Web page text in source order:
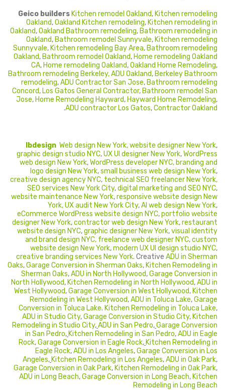
Geico builders Kitchen remodel Oakland, Kitchen remodeling
Oakland,Oakland Kitchen remodeling, Kitchen remodeling in
Oakland,Oakland Bathroom remodeling, Bathroom remodeling in
Oakland, Bathroom remodel Sunnyvale, Kitchen remodeling
Sunnyvale, Kitchen remodeling Bay Area, Bathroom remodeling
Oakland, Bathroom remodel Oakland, Home remodeling Oakland
CA, Home remodeling Oakland,Oakland Home Remodeling,
Bathroom remodeling Berkeley, ADU Oakland, Berkeley Bathroom
remodeling,ADU Contractor San Jose, Bathroom remodeling
Concord, Los Gatos General Contractor, Bathroom remodel San
Jose, Home Remodeling Hayward, Hayward Home Remodeling,
ADU contractor Los Gatos,Contractor Oakland
.
Ibdesign Web design New York,website designer New York,
graphic design studio NYC,UX UI designer New York,WordPress
web design New York,WordPress developer NYC, branding and
logo design New York,small business web design New York,
creative design agency NYC, technical SEO freelancer New York,
SEO services New York City,digital marketing and SEO NYC,
website maintenance New York,responsive website design New
York, UX audit New York City,AI web design New York,
eCommerce WordPress website design NYC,portfolio website
designer New York,contractor web design New York,restaurant
website design NYC,graphic designer New York,visual identity
and brand design NYC, freelance web designer NYC,custom
website design New York,modern UX UI design studio NYC,
creative branding services New York. Creative ADU in Sherman
Oaks,Garage Conversion in Sherman Oaks, Kitchen Remodeling in
Sherman Oaks,ADU in North Hollywood,Garage Conversion in
North Hollywood, Kitchen Remodeling in North Hollywood,ADU in
West Hollywood,Garage Conversion in West Hollywood, Kitchen
Remodeling in West Hollywood,ADU in Toluca Lake,Garage
Conversion in Toluca Lake. Kitchen Remodeling in Toluca Lake,
ADU in Studio City,Garage Conversion in Studio City, Kitchen
Remodeling in Studio City,ADU in San Pedro,Garage Conversion
in San Pedro, Kitchen Remodeling in San Pedro,ADU in Eagle
Rock,Garage Conversion in Eagle Rock, Kitchen Remodeling in
Eagle Rock,ADU in Los Angeles,Garage Conversion in Los
Angeles, Kitchen Remodeling in Los Angeles,ADU in Oak Park,
Garage Conversion in Oak Park, Kitchen Remodeling in Oak Park,
ADU in Long Beach,Garage Conversion in Long Beach, Kitchen
Remodeling in Long Beach